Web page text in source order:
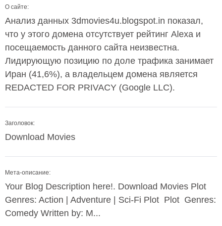
О сайте:
Анализ данных 3dmovies4u.blogspot.in показал,
что у этого домена отсутствует рейтинг Alexa и
посещаемость данного сайта неизвестна.
Лидирующую позицию по доле трафика занимает
Иран (41,6%), а владельцем домена является
REDACTED FOR PRIVACY (Google LLC).
Заголовок:
Download Movies
Мета-описание:
Your Blog Description here!. Download Movies Plot
Genres: Action | Adventure | Sci-Fi Plot Plot Genres:
Comedy Written by: M...